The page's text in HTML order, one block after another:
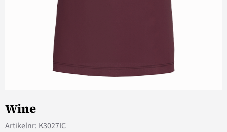
Wine
Artikelnr: K3027IC